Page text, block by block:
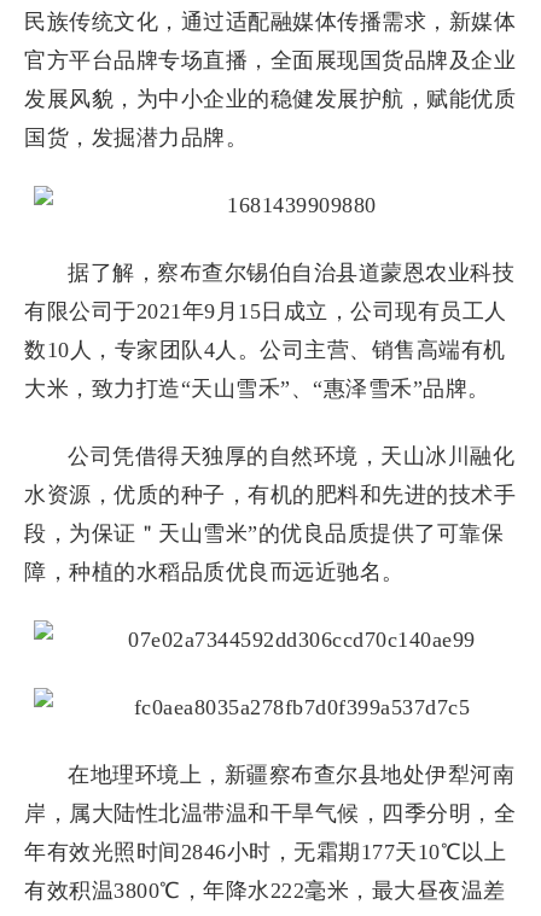
民族传统文化，通过适配融媒体传播需求，新媒体
官方平台品牌专场直播，全面展现国货品牌及企业
发展风貌，为中小企业的稳健发展护航，赋能优质
国货，发掘潜力品牌。
据了解，察布查尔锡伯自治县道蒙恩农业科技
有限公司于2021年9月15日成立，公司现有员工人
数10人，专家团队4人。公司主营、销售高端有机
大米，致力打造“天山雪禾”、“惠泽雪禾”品牌。
公司凭借得天独厚的自然环境，天山冰川融化
水资源，优质的种子，有机的肥料和先进的技术手
段，为保证＂天山雪米”的优良品质提供了可靠保
障，种植的水稻品质优良而远近驰名。
在地理环境上，新疆察布查尔县地处伊犁河南
岸，属大陆性北温带温和干旱气候，四季分明，全
年有效光照时间2846小时，无霜期177天10℃以上
有效积温3800℃，年降水222毫米，最大昼夜温差